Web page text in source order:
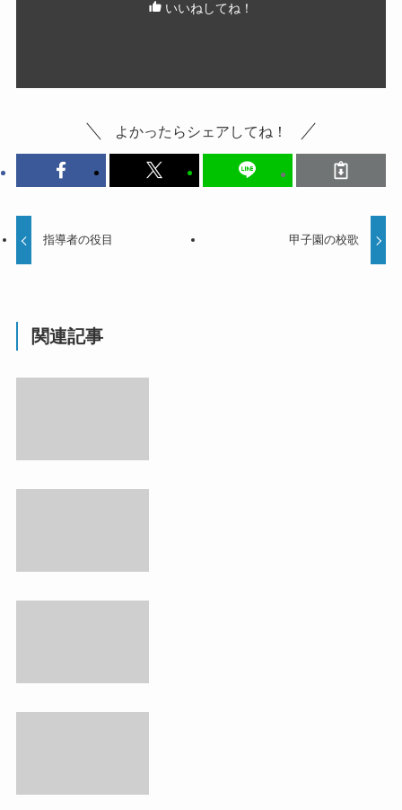
いいねしてね！
よかったらシェアしてね！
指導者の役目 甲子園の校歌
関連記事